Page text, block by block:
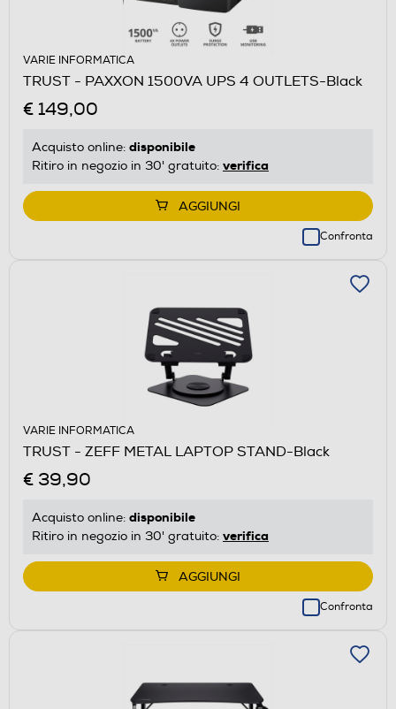
VARIE INFORMATICA
TRUST - PAXXON 1500VA UPS 4 OUTLETS-Black
€ 149,00
Acquisto online: disponibile
Ritiro in negozio in 30' gratuito: verifica
AGGIUNGI
Confronta
VARIE INFORMATICA
TRUST - ZEFF METAL LAPTOP STAND-Black
€ 39,90
Acquisto online: disponibile
Ritiro in negozio in 30' gratuito: verifica
AGGIUNGI
Confronta